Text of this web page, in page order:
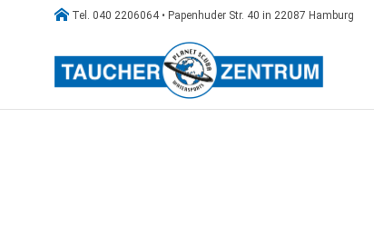
 Tel. 040 2206064 • Papenhuder Str. 40 in 22087 Hamburg